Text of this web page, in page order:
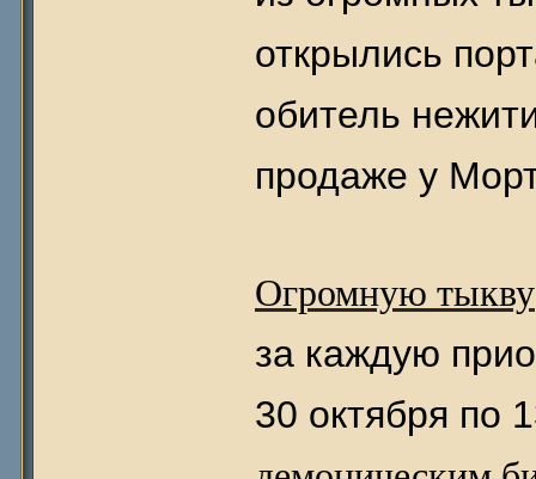
открылись
обитель
продаже у
Огромную тыкву
за каждую
30 октября по